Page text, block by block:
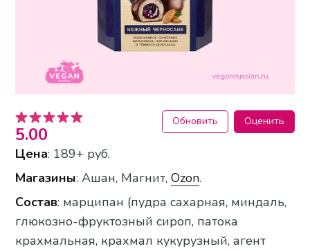
5.00
Обновить Оценить
Цена: 189+ руб.
Магазины: Ашан, Магнит,Ozon.
Состав: марципан (пудра сахарная, миндаль,
глюкозно-фруктозный сироп, патока
крахмальная, крахмал кукурузный, агент